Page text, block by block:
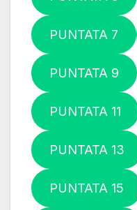
PUNTATA 7
PUNTATA 9
PUNTATA 11
PUNTATA 13
PUNTATA 15